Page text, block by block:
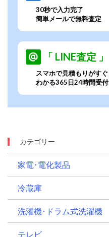
30秒で入力完了
簡単メールで無料査定
「 LINE査定 」
スマホで見積もりがすぐ
わかる365日24時間受付
カテゴリー
家電･電化製品
冷蔵庫
洗濯機･ドラム式洗濯機
テレビ